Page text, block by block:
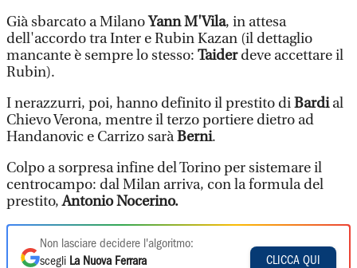
Già sbarcato a MilanoYann M'Vila, in attesa
dell'accordo tra Inter e Rubin Kazan (il dettaglio
mancante è sempre lo stesso: Taiderdeve accettare il
Rubin).
I nerazzurri, poi, hanno definito il prestito diBardial
Chievo Verona, mentre il terzo portiere dietro ad
Handanovic e Carrizo saràBerni.
Colpo a sorpresa infine del Torino per sistemare il
centrocampo: dal Milan arriva, con la formula del
prestito,Antonio Nocerino.
Non lasciare decidere l'algoritmo:
scegli La Nuova Ferrara
CLICCA QUI